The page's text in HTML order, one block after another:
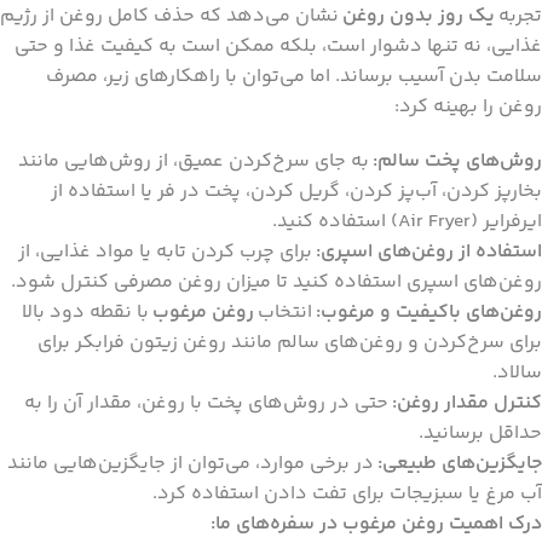
تجربه یک روز بدون روغن نشان می‌دهد که حذف کامل روغن از رژیم
غذایی، نه تنها دشوار است، بلکه ممکن است به کیفیت غذا و حتی
سلامت بدن آسیب برساند. اما می‌توان با راهکارهای زیر، مصرف
روغن را بهینه کرد:
روش‌های پخت سالم: به جای سرخ‌کردن عمیق، از روش‌هایی مانند
بخارپز کردن، آب‌پز کردن، گریل کردن، پخت در فر یا استفاده از
ایرفرایر (Air Fryer) استفاده کنید.
استفاده از روغن‌های اسپری: برای چرب کردن تابه یا مواد غذایی، از
روغن‌های اسپری استفاده کنید تا میزان روغن مصرفی کنترل شود.
روغن‌های باکیفیت و مرغوب: انتخاب روغن مرغوب با نقطه دود بالا
برای سرخ‌کردن و روغن‌های سالم مانند روغن زیتون فرابکر برای
سالاد.
کنترل مقدار روغن: حتی در روش‌های پخت با روغن، مقدار آن را به
حداقل برسانید.
جایگزین‌های طبیعی: در برخی موارد، می‌توان از جایگزین‌هایی مانند
آب مرغ یا سبزیجات برای تفت دادن استفاده کرد.
درک اهمیت روغن مرغوب در سفره‌های ما: